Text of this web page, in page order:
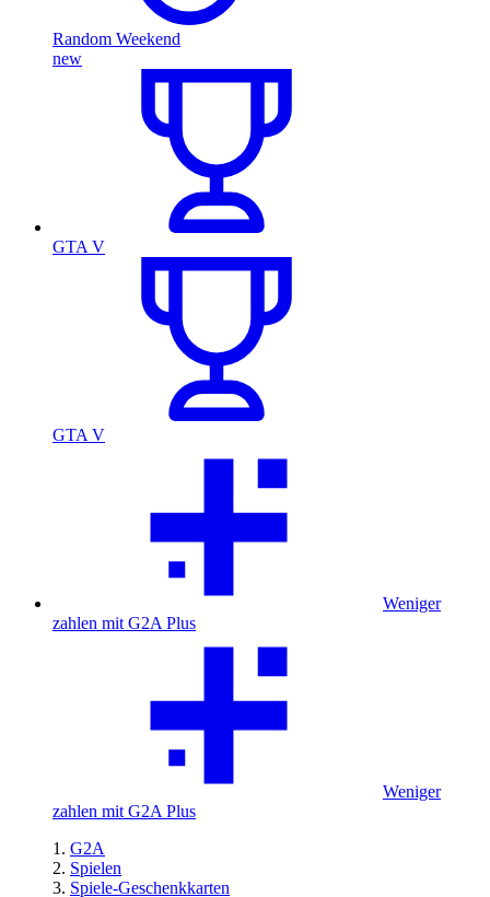
Random Weekend
new
GTA V
GTA V
Weniger
zahlen mit G2A Plus
Weniger
zahlen mit G2A Plus
G2A
Spielen
Spiele-Geschenkkarten